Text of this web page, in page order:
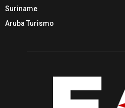
Suriname
Aruba Turismo